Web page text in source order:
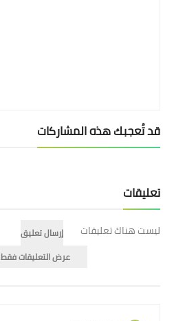
قد تُعجبك هذه المشاركات
تعليقات
ليست هناك تعليقات
إرسال تعليق
عرض التعليقات فقط